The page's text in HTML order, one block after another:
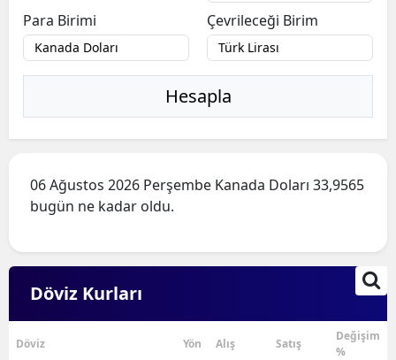
Para Birimi
Çevrileceği Birim
Hesapla
06 Ağustos 2026 Perşembe Kanada Doları 33,9565
bugün ne kadar oldu.
Döviz Kurları
Döviz Yön Alış Satış
Değişim
%